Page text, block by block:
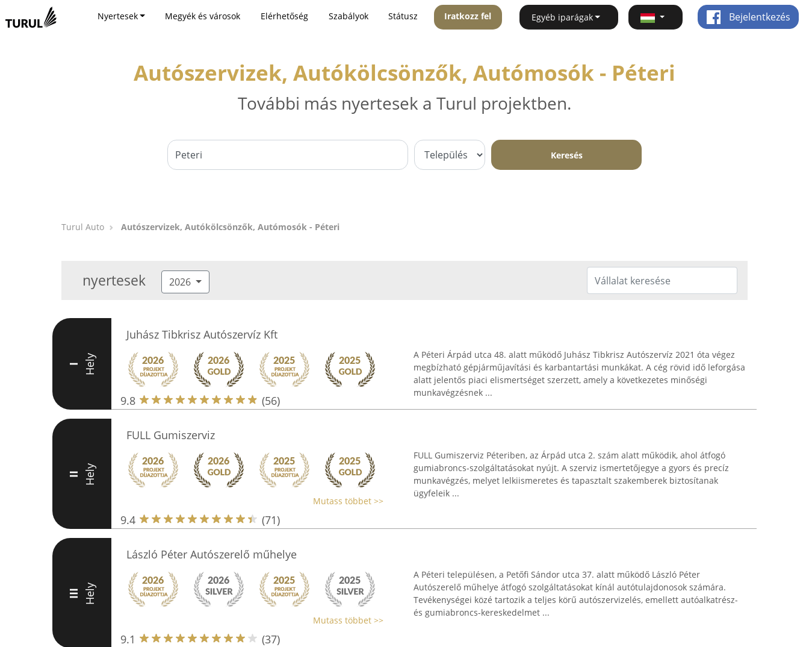
Nyertesek Megyék és városok Elérhetőség Szabályok Státusz Iratkozz fel Egyéb iparágak Bejelentkezés
Autószervizek, Autókölcsönzők, Autómosók - Péteri
További más nyertesek a Turul projektben.
Keresés
Turul Auto Autószervizek, Autókölcsönzők, Autómosók - Péteri
nyertesek 2026
I Hely
Juhász Tibkrisz Autószervíz Kft
9.8 (56)
A Péteri Árpád utca 48. alatt működő Juhász Tibkrisz Autószervíz 2021 óta végez
megbízható gépjárműjavítási és karbantartási munkákat. A cég rövid idő leforgása
alatt jelentős piaci elismertséget szerzett, amely a következetes minőségi
munkavégzésnek ...
II Hely
FULL Gumiszerviz
Mutass többet >>
9.4 (71)
FULL Gumiszerviz Péteriben, az Árpád utca 2. szám alatt működik, ahol átfogó
gumiabroncs-szolgáltatásokat nyújt. A szerviz ismertetőjegye a gyors és precíz
munkavégzés, melyet lelkiismeretes és tapasztalt szakemberek biztosítanak
ügyfeleik ...
III Hely
László Péter Autószerelő műhelye
Mutass többet >>
9.1 (37)
A Péteri településen, a Petőfi Sándor utca 37. alatt működő László Péter
Autószerelő műhelye átfogó szolgáltatásokat kínál autótulajdonosok számára.
Tevékenységei közé tartozik a teljes körű autószervizelés, emellett autóalkatrész-
és gumiabroncs-kereskedelmet ...